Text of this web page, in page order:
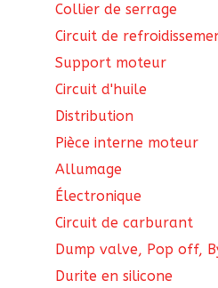
Collier de serrage
Circuit de
Support moteur
Circuit d'huile
Distribution
Pièce interne moteur
Allumage
Électronique
Circuit de carburant
Dump valve, Pop off,
Durite en silicone